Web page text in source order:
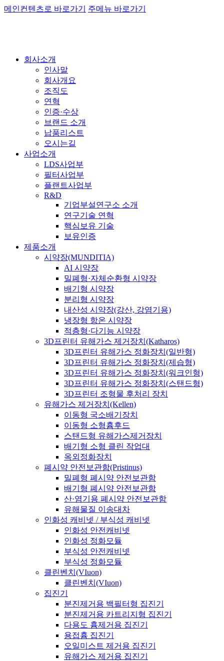
메인컨텐츠로 바로가기 주메뉴 바로가기
회사소개
인사말
회사개요
조직도
연혁
인증·수상
브랜드 소개
납품리스트
오시는길
사업소개
LDS사업부
필터사업부
플랜트사업부
R&D
기업부설연구소 소개
연구기술 연혁
핵심보유 기술
보유인증
제품소개
시약장(MUNDITIA)
AI 시약장
밀폐형·자체순환형 시약장
배기형 시약장
분리형 시약장
내산성 시약장(강산, 강염기용)
냉장형 항온 시약장
적층형·다기능 시약장
3D프린터 유해가스 제거장치(Katharos)
3D프린터 유해가스 정화장치(일반형)
3D프린터 유해가스 정화장치(제습형)
3D프린터 유해가스 정화장치(워크인형)
3D프린터 유해가스 정화장치(스탠드형)
3D프린터 조형물 후처리 장치
유해가스 제거장치(Kellen)
이동형 국소배기장치
이동형 소형흄후드
스탠드형 유해가스제거장치
배기형 소형 클린 작업대
옥외정화장치
폐시약 안전보관함(Pristinus)
밀폐형 폐시약 안전보관함
배기형 폐시약 안전보관함
산·염기용 폐시약 안전보관함
유해물질 이송대차
인화성 캐비넷 / 부식성 캐비넷
인화성 안전캐비넷
인화성 정화모듈
부식성 안전캐비넷
부식성 정화모듈
클린벤치(VIuon)
클린벤치(VIuon)
집진기
분진제거용 백필터형 집진기
분진제거용 카트리지형 집진기
다용도 흄제거용 집진기
용접흄 집진기
오일미스트 제거용 집진기
유해가스 제거용 집진기